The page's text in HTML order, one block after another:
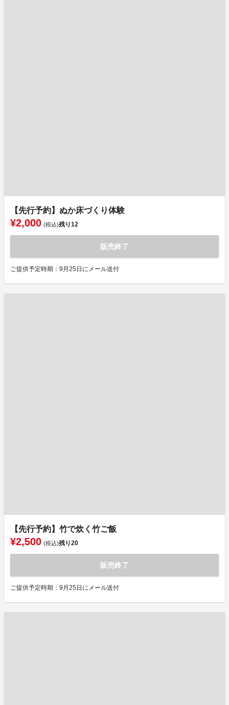
【先行予約】ぬか床づくり体験
¥2,000 (税込)残り12
販売終了
ご提供予定時期：9月25日にメール送付
【先行予約】竹で炊く竹ご飯
¥2,500 (税込)残り20
販売終了
ご提供予定時期：9月25日にメール送付